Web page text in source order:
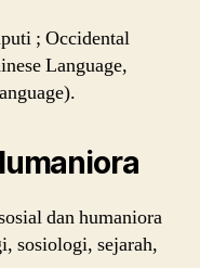
; Occidental
Language,
dan humaniora
sosiologi, sejarah,